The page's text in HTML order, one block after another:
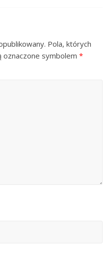
Pola, których
oznaczone symbolem*